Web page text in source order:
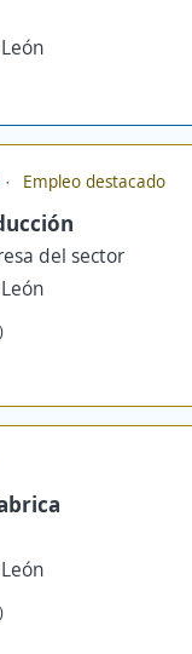
Empleo destacado
del sector